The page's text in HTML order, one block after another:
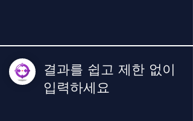
결과를 쉽고 제한 없이
입력하세요